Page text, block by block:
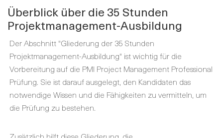
Überblick über die 35 Stunden
Projektmanagement-Ausbildung
Der Abschnitt "Gliederung der 35 Stunden
Projektmanagement-Ausbildung" ist wichtig für die
Vorbereitung auf die PMI Project Management Professional
Prüfung. Sie ist darauf ausgelegt, den Kandidaten das
notwendige Wissen und die Fähigkeiten zu vermitteln, um
die Prüfung zu bestehen.